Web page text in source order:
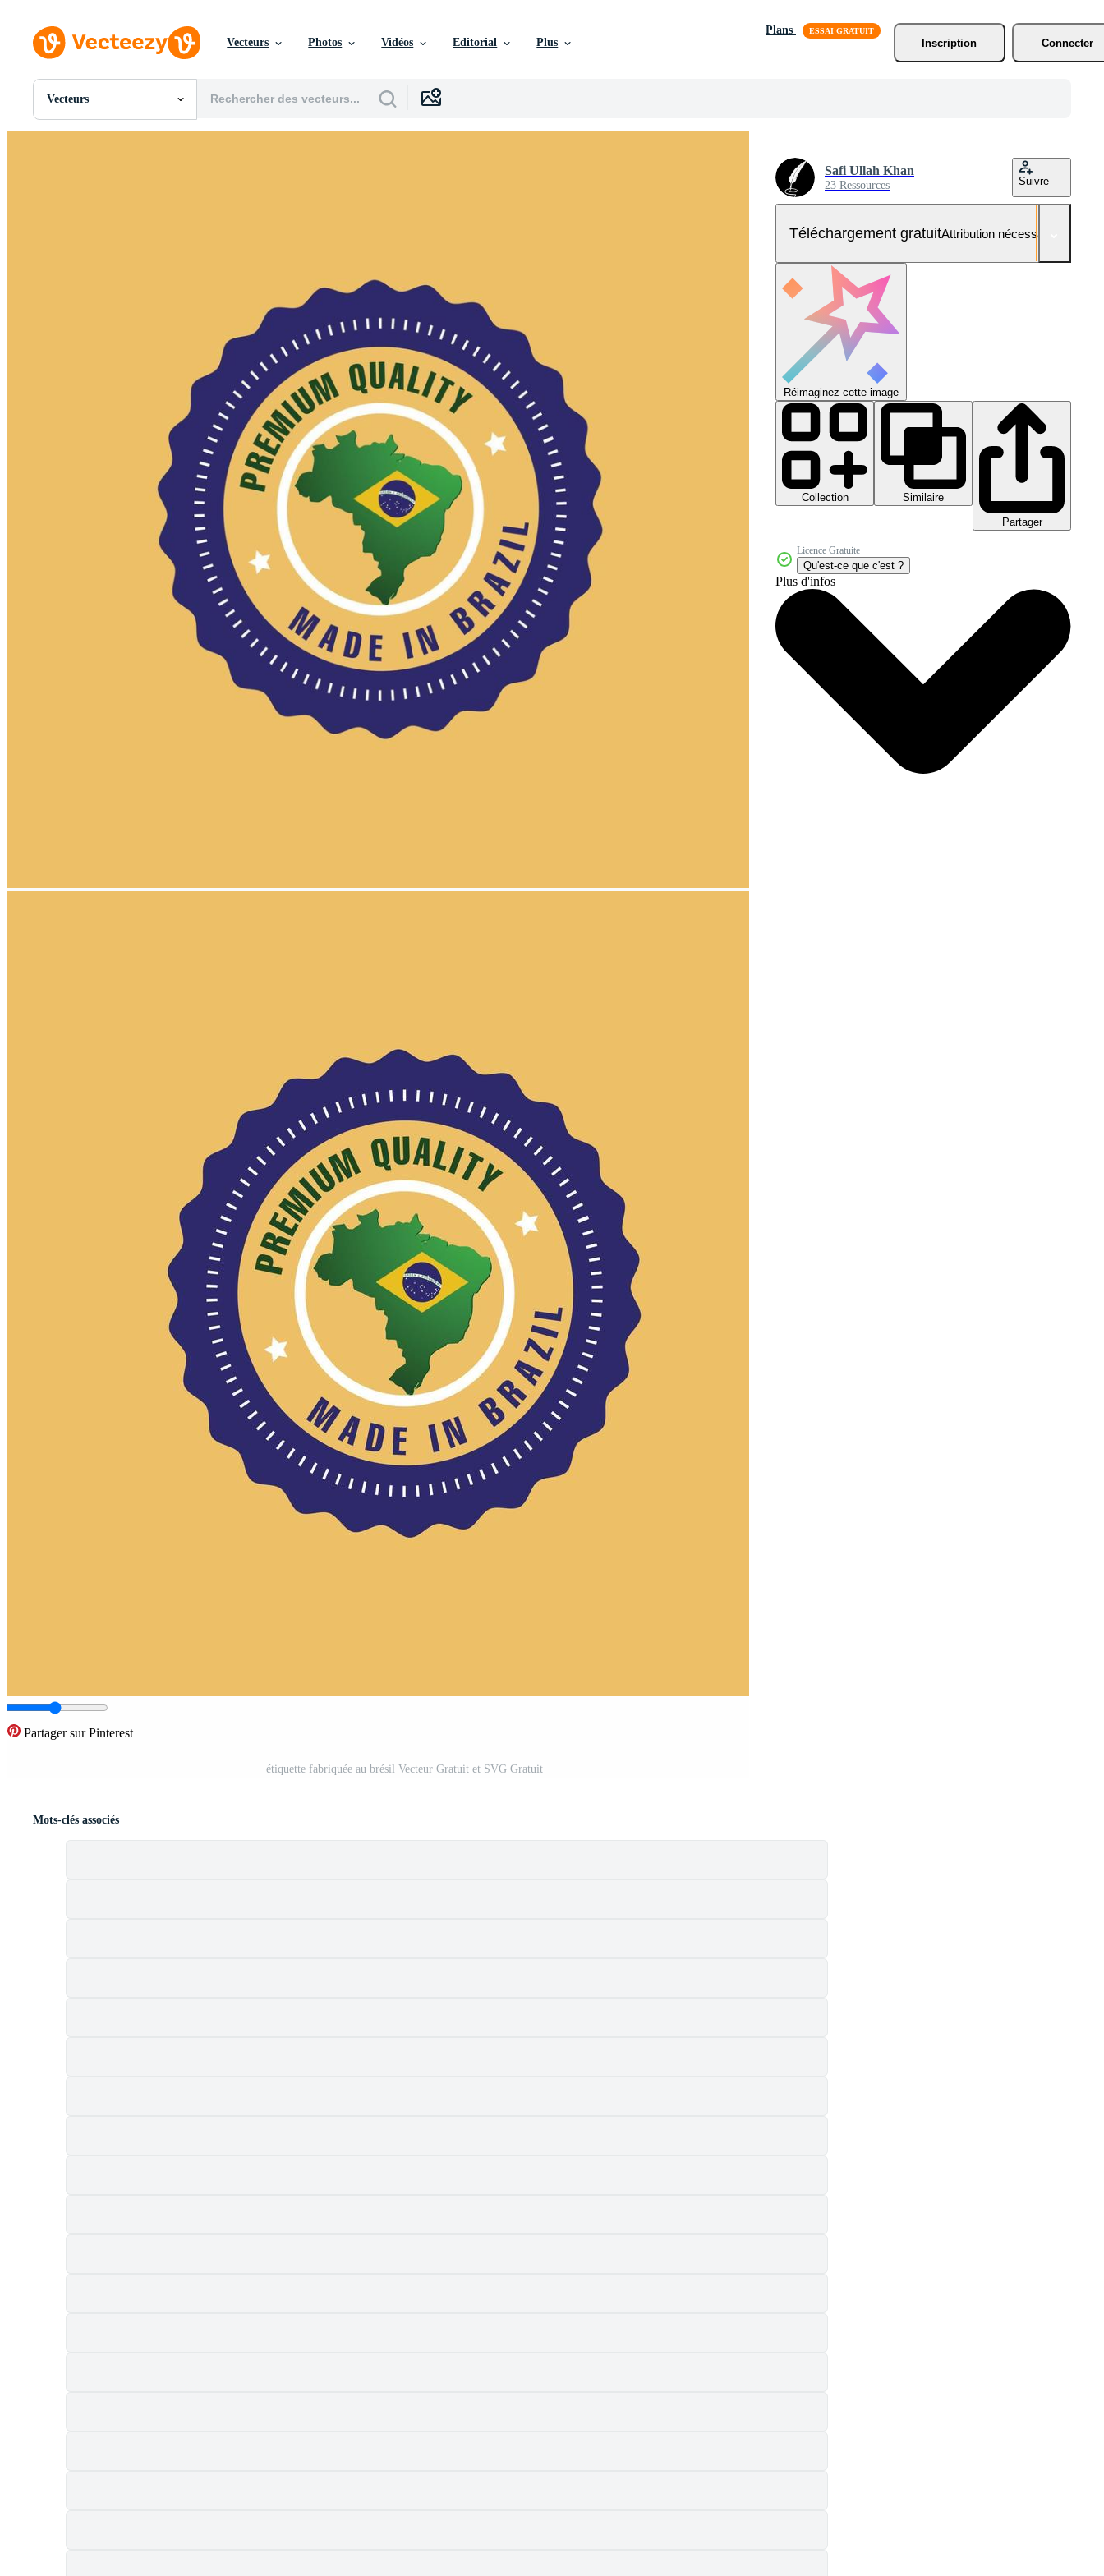
Vecteurs Photos Vidéos Editorial Plus
Plans
Inscription
Connecter
Vecteurs
Toutes Images
Partager sur Pinterest
étiquette fabriquée au brésil Vecteur Gratuit et SVG Gratuit
Safi Ullah Khan
23 Ressources Suivre
Téléchargement gratuitAttribution nécessaire
Réimaginez cette image
Collection
Similaire
Partager
Licence Gratuite
Qu'est-ce que c'est ?
Plus d'infos
Mots-clés associés